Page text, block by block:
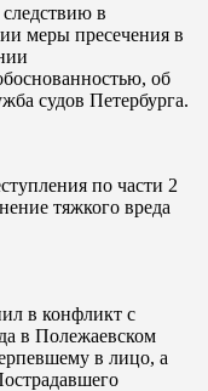
в
меры пресечения в
об
судов Петербурга.
по части 2
тяжкого вреда
в конфликт с
в Полежаевском
в лицо, а